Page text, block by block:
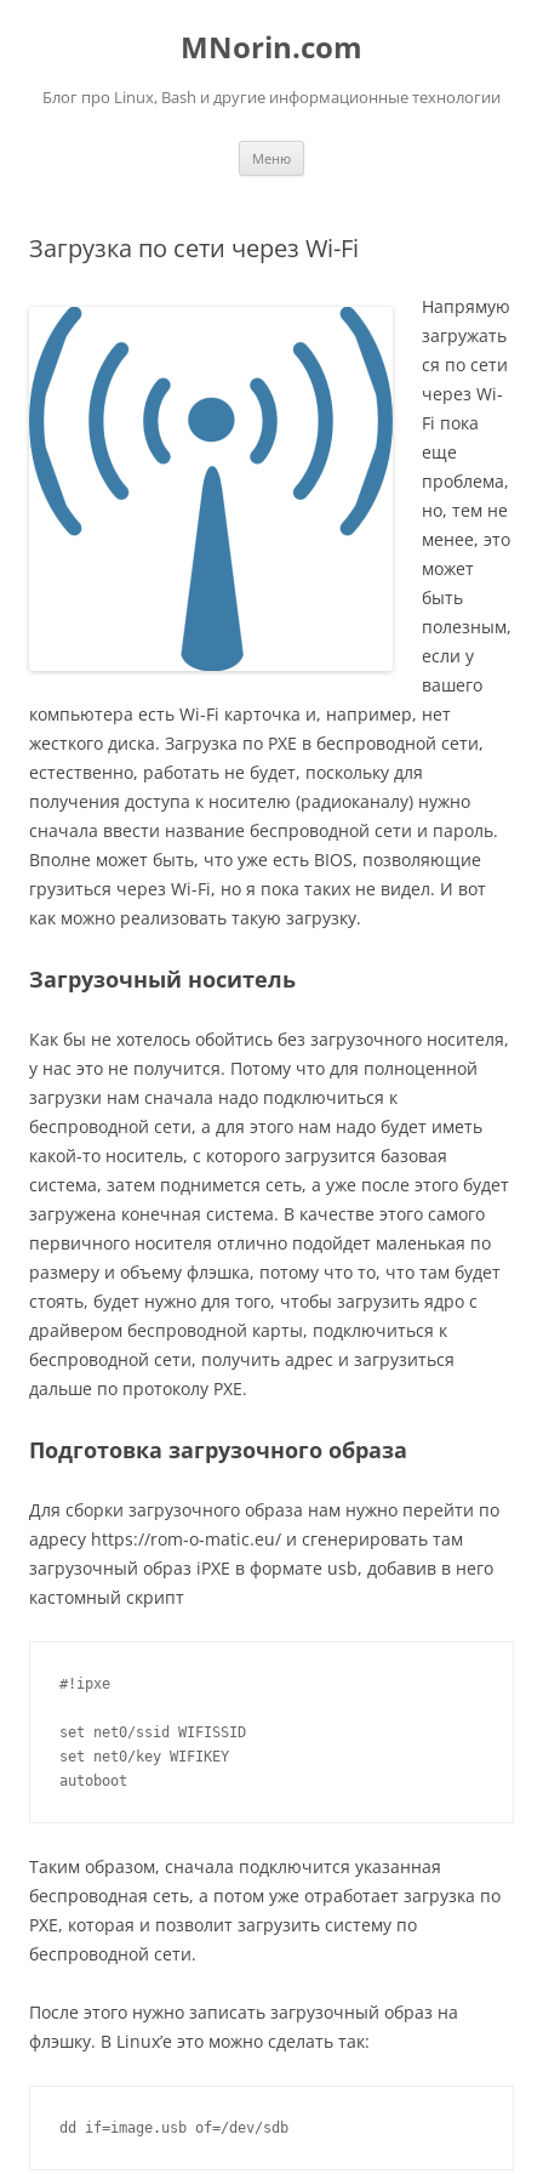
MNorin.com
Блог про Linux, Bash и другие информационные технологии
Меню
Загрузка по сети через Wi-Fi
Напрямую
загружать
ся по сети
через Wi-
Fi пока
еще
проблема,
но, тем не
менее, это
может
быть
полезным,
если у
вашего
компьютера есть Wi-Fi карточка и, например, нет
жесткого диска. Загрузка по PXE в беспроводной сети,
естественно, работать не будет, поскольку для
получения доступа к носителю (радиоканалу) нужно
сначала ввести название беспроводной сети и пароль.
Вполне может быть, что уже есть BIOS, позволяющие
грузиться через Wi-Fi, но я пока таких не видел. И вот
как можно реализовать такую загрузку.
Загрузочный носитель
Как бы не хотелось обойтись без загрузочного носителя,
у нас это не получится. Потому что для полноценной
загрузки нам сначала надо подключиться к
беспроводной сети, а для этого нам надо будет иметь
какой-то носитель, с которого загрузится базовая
система, затем поднимется сеть, а уже после этого будет
загружена конечная система. В качестве этого самого
первичного носителя отлично подойдет маленькая по
размеру и объему флэшка, потому что то, что там будет
стоять, будет нужно для того, чтобы загрузить ядро с
драйвером беспроводной карты, подключиться к
беспроводной сети, получить адрес и загрузиться
дальше по протоколу PXE.
Подготовка загрузочного образа
Для сборки загрузочного образа нам нужно перейти по
адресу https://rom-o-matic.eu/ и сгенерировать там
загрузочный образ iPXE в формате usb, добавив в него
кастомный скрипт
#!ipxe
set net0/ssid WIFISSID
set net0/key WIFIKEY
autoboot
Таким образом, сначала подключится указанная
беспроводная сеть, а потом уже отработает загрузка по
PXE, которая и позволит загрузить систему по
беспроводной сети.
После этого нужно записать загрузочный образ на
флэшку. В Linux’е это можно сделать так:
dd if=image.usb of=/dev/sdb